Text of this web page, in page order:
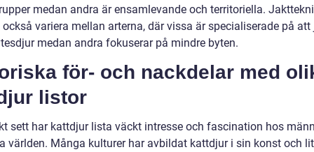
medan andra är ensamlevande och territoriella.
variera mellan arterna, där vissa är specialiserade på att
medan andra fokuserar på mindre byten.
för- och nackdelar med
listor
sett har kattdjur lista väckt intresse och fascination hos
världen. Många kulturer har avbildat kattdjur i sin konst och